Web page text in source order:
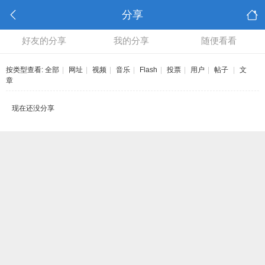
分享
好友的分享 我的分享 随便看看
按类型查看: 全部 网址 视频 音乐 Flash 投票 用户 帖子
文
章
现在还没分享